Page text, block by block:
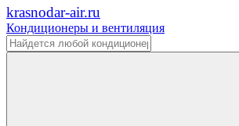
krasnodar-air.ru
Кондиционеры и вентиляция